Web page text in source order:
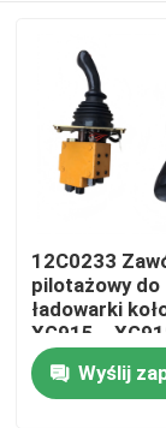
Dom
12C0233
pilotażowy do
ładowarki
XG915、
XG932、
XG962、
Części
Wyślij